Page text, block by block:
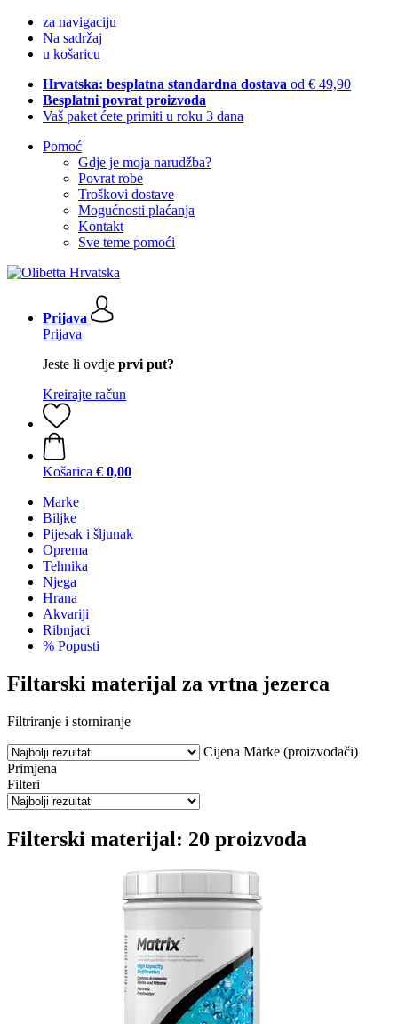
za navigaciju
Na sadržaj
u košaricu
Hrvatska: besplatna standardna dostava od € 49,90
Besplatni povrat proizvoda
Vaš paket ćete primiti u roku 3 dana
Pomoć
Gdje je moja narudžba?
Povrat robe
Troškovi dostave
Mogućnosti plaćanja
Kontakt
Sve teme pomoći
Prijava
Prijava
Jeste li ovdje prvi put?
Kreirajte račun
Košarica € 0,00
Marke
Biljke
Pijesak i šljunak
Oprema
Tehnika
Njega
Hrana
Akvariji
Ribnjaci
% Popusti
Filtarski materijal za vrtna jezerca
Filtriranje i storniranje
Cijena Marke (proizvođači)
Primjena
Filteri
Filterski materijal: 20 proizvoda